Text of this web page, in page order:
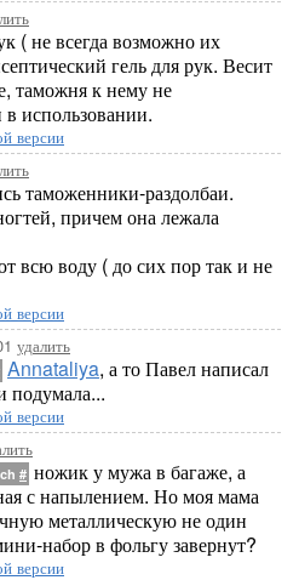
( не всегда возможно их
гель для рук. Весит
таможня к нему не
использовании.
версии
таможенники-раздолбаи.
причем она лежала
всю воду ( до сих пор так и не
версии
удалить
Annataliya, а то Павел написал
подумала...
версии
# ножик у мужа в багаже, а
с напылением. Но моя мама
металлическую не один
набор в фольгу завернут?
версии